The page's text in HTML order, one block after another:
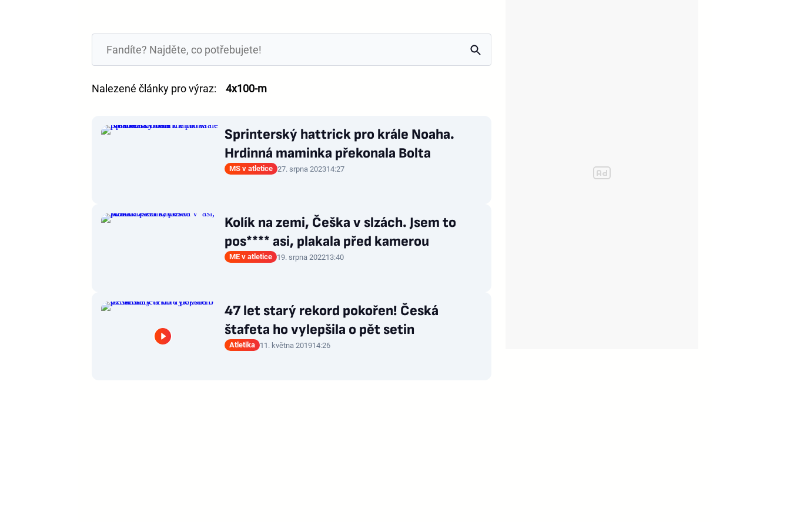
Nalezené články pro výraz: 4x100-m
Sprinterský hattrick pro krále Noaha.
Hrdinná maminka překonala Bolta
MS v atletice 27. srpna 202314:27
Kolík na zemi, Češka v slzách. Jsem to
pos**** asi, plakala před kamerou
ME v atletice 19. srpna 202213:40
47 let starý rekord pokořen! Česká
štafeta ho vylepšila o pět setin
Atletika 11. května 201914:26